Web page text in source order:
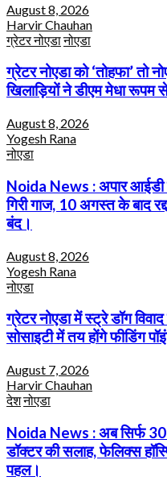
August 8, 2026
Harvir Chauhan
ग्रेटर नोएडानोएडा
ग्रेटर नोएडा को ‘तोहफा’ तो
खिलाड़ियों ने डीएम मेधा रूपम
August 8, 2026
Yogesh Rana
नोएडा
Noida News : अपार आईडी
गिरी गाज, 10 अगस्त के बाद
बंद।
August 8, 2026
Yogesh Rana
नोएडा
ग्रेटर नोएडा में स्ट्रे डॉग
सोसाइटी में तय होंगे फीडिंग
August 7, 2026
Harvir Chauhan
देशनोएडा
Noida News : अब सिर्फ
डॉक्टर की सलाह, फेलिक्स
पहल।